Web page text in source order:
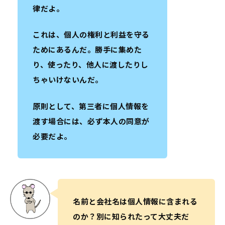
律だよ。
これは、個人の権利と利益を守る
ためにあるんだ。勝手に集めた
り、使ったり、他人に渡したりし
ちゃいけないんだ。
原則として、第三者に個人情報を
渡す場合には、必ず本人の同意が
必要だよ。
名前と会社名は個人情報に含まれる
のか？別に知られたって大丈夫だ